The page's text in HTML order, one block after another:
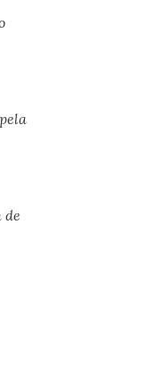
de